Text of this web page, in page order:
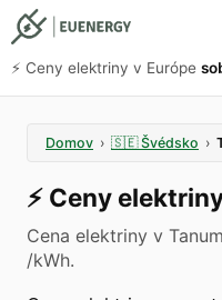
⚡️ Ceny elektriny v Európe
Domov › 🇸🇪 Švédsko ›
⚡️ Ceny
Cena elektriny v
/kWh.